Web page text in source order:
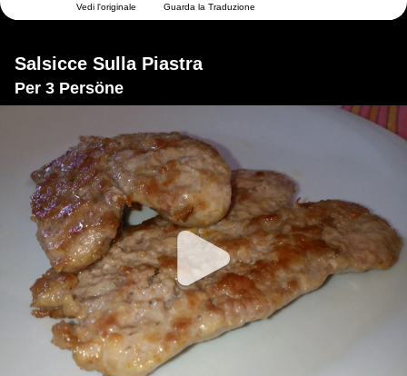
Vedi l'originale Guarda la Traduzione
Salsicce Sulla Piastra
Per 3 Persöne